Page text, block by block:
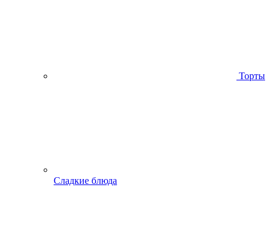
Торты
Сладкие блюда